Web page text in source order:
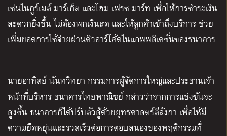
เช่นในกูร์เมต์ มาร์เก็ต และโฮม เฟรช มาร์ท เพื่อให้การชำระเงิน
สะดวกยิ่งขึ้น ไม่ต้องพกเงินสด และให้ลูกค้าเข้าถึงบริการ ช่วย
เพิ่มยอดการใช้จ่ายผ่านคิวอาร์โค้ดในแอพพลิเคชั่นของธนาคาร
นายอาทิตย์ นันทวิทยา กรรมการผู้จัดการใหญ่และประธานเจ้า
หน้าที่บริหาร ธนาคารไทยพาณิชย์ กล่าวว่าจากการแข่งขันจะ
สูงขึ้น ธนาคารก็ได้ปรับตัวสู้ด้วยยุทธศาสตร์ตีลังกา เพื่อให้มี
ความยืดหยุ่นและรวดเร็วต่อการตอบสนองของพฤติกรรมที่